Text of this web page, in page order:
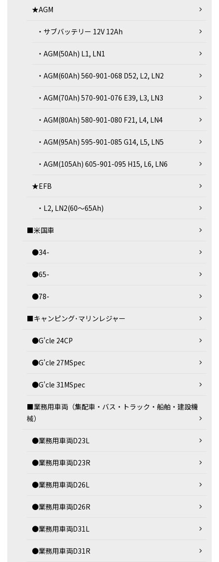
★AGM
・サブバッテリー 12V 12Ah
・AGM(50Ah) L1, LN1
・AGM(60Ah) 560-901-068 D52, L2, LN2
・AGM(70Ah) 570-901-076 E39, L3, LN3
・AGM(80Ah) 580-901-080 F21, L4, LN4
・AGM(95Ah) 595-901-085 G14, L5, LN5
・AGM(105Ah) 605-901-095 H15, L6, LN6
★EFB
・L2, LN2(60～65Ah)
■米国車
●34-
●65-
●78-
■キャンピング･マリンレジャー
●G'cle 24CP
●G'cle 27MSpec
●G'cle 31MSpec
■業務用車両（集配車・バス・トラック・船舶・建設機
械）
●業務用車両D23L
●業務用車両D23R
●業務用車両D26L
●業務用車両D26R
●業務用車両D31L
●業務用車両D31R